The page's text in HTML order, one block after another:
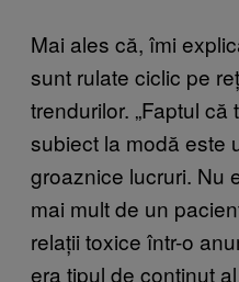
Mai ales că, îmi
sunt rulate ciclic pe
trendurilor. „Faptul
subiect la modă este
groaznice lucruri. Nu
mai mult de un
relații toxice într-o
era tipul de conținut